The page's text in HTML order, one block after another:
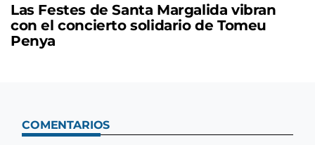
Las Festes de Santa Margalida vibran
con el concierto solidario de Tomeu
Penya
COMENTARIOS